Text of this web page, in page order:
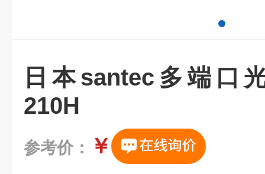
日本santec多端口
210H
参考价： ￥